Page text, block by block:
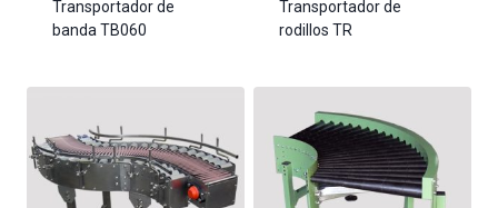
Transportador de
banda TB060
Transportador de
rodillos TR